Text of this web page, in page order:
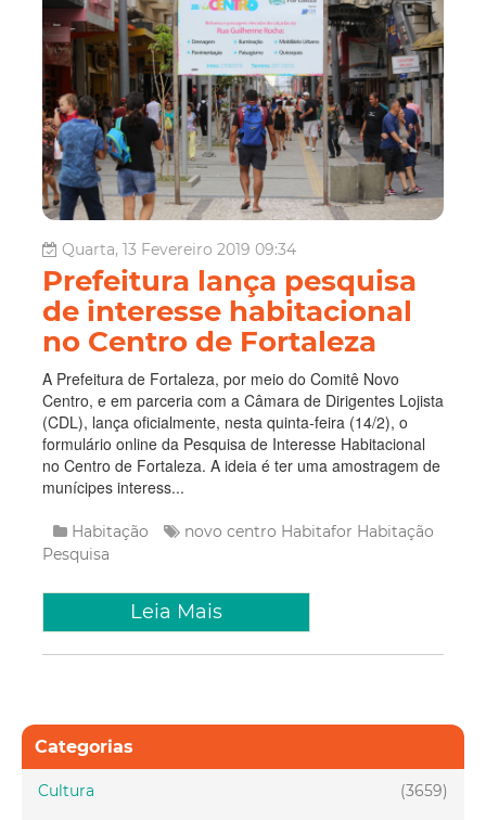
Quarta, 13 Fevereiro 2019 09:34
Prefeitura lança pesquisa
de interesse habitacional
no Centro de Fortaleza
A Prefeitura de Fortaleza, por meio do Comitê Novo
Centro, e em parceria com a Câmara de Dirigentes Lojista
(CDL), lança oficialmente, nesta quinta-feira (14/2), o
formulário online da Pesquisa de Interesse Habitacional
no Centro de Fortaleza. A ideia é ter uma amostragem de
munícipes interess...
Habitação novo centro Habitafor Habitação
Pesquisa
Leia Mais
Categorias
(3659)
Cultura